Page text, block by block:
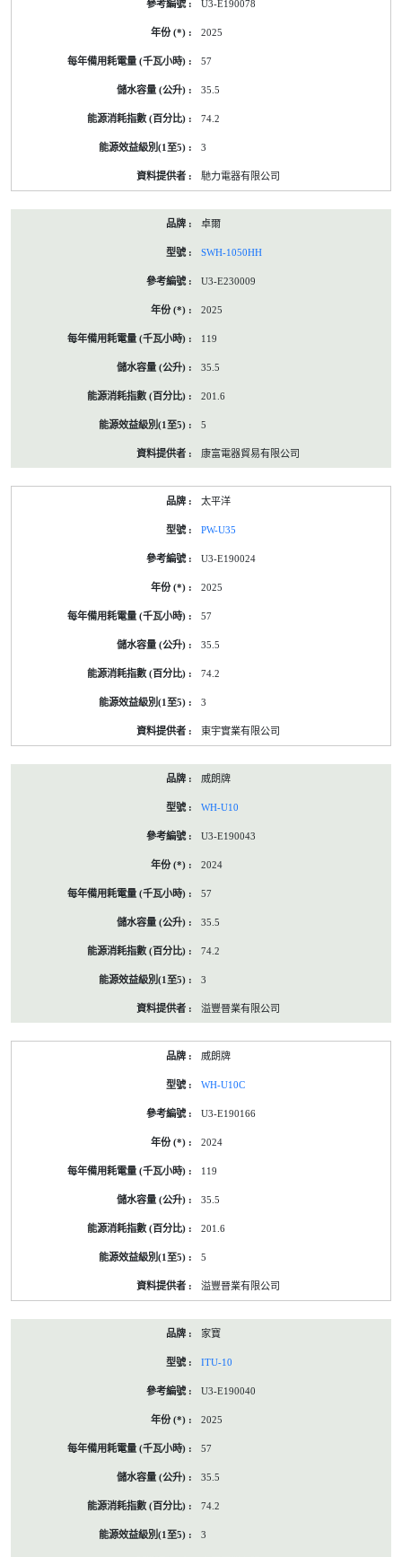
U3-E190078
2025
57
35.5
74.2
3
馳力電器有限公司
卓爾
SWH-1050HH
U3-E230009
2025
119
35.5
201.6
5
康富電器貿易有限公司
太平洋
PW-U35
U3-E190024
2025
57
35.5
74.2
3
東宇實業有限公司
威朗牌
WH-U10
U3-E190043
2024
57
35.5
74.2
3
溢豐晉業有限公司
威朗牌
WH-U10C
U3-E190166
2024
119
35.5
201.6
5
溢豐晉業有限公司
家寶
ITU-10
U3-E190040
2025
57
35.5
74.2
3